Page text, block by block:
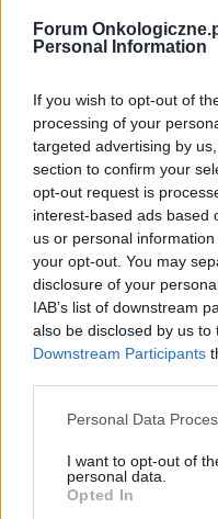
Forum
Personal Information
If you wish to opt-out of
processing of your
targeted advertising by
section to confirm your
opt-out request is
interest-based ads based
us or personal
your opt-out. You may
disclosure of your
IAB’s list of downstream
also be disclosed by us to
Downstream Participants
Personal Data
I want to opt-out of
personal data.
Opted In
przeszczep
silniejszych
Mimo że dla
pozostaje chorobą
stosunkowo dobre.
pięcioletnia
wynosi około 89
we wczesnym,
długich okresów